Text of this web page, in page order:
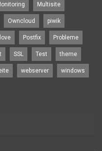
Multisite
Owncloud piwik
Postfix Probleme
SSL Test theme
webserver windows